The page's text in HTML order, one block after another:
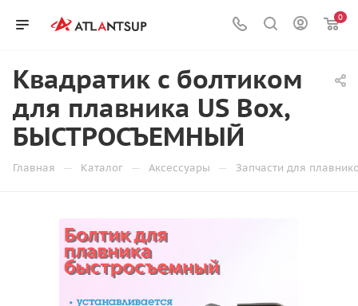
0
Квадратик с болтиком
для плавника US Box,
БЫСТРОСЪЕМНЫЙ
Главная — Каталог — Аксессуары — Запчасти для